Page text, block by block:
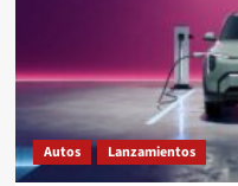
Autos Lanzamientos